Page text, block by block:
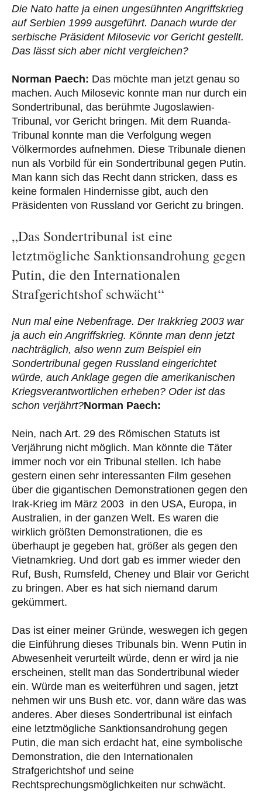
Die Nato hatte ja einen ungesühnten Angriffskrieg
auf Serbien 1999 ausgeführt. Danach wurde der
serbische Präsident Milosevic vor Gericht gestellt.
Das lässt sich aber nicht vergleichen?
Norman Paech: Das möchte man jetzt genau so
machen. Auch Milosevic konnte man nur durch ein
Sondertribunal, das berühmte Jugoslawien-
Tribunal, vor Gericht bringen. Mit dem Ruanda-
Tribunal konnte man die Verfolgung wegen
Völkermordes aufnehmen. Diese Tribunale dienen
nun als Vorbild für ein Sondertribunal gegen Putin.
Man kann sich das Recht dann stricken, dass es
keine formalen Hindernisse gibt, auch den
Präsidenten von Russland vor Gericht zu bringen.
„Das Sondertribunal ist eine
letztmögliche Sanktionsandrohung gegen
Putin, die den Internationalen
Strafgerichtshof schwächt“
Nun mal eine Nebenfrage. Der Irakkrieg 2003 war
ja auch ein Angriffskrieg. Könnte man denn jetzt
nachträglich, also wenn zum Beispiel ein
Sondertribunal gegen Russland eingerichtet
würde, auch Anklage gegen die amerikanischen
Kriegsverantwortlichen erheben? Oder ist das
schon verjährt?Norman Paech:
Nein, nach Art. 29 des Römischen Statuts ist
Verjährung nicht möglich. Man könnte die Täter
immer noch vor ein Tribunal stellen. Ich habe
gestern einen sehr interessanten Film gesehen
über die gigantischen Demonstrationen gegen den
Irak-Krieg im März 2003 in den USA, Europa, in
Australien, in der ganzen Welt. Es waren die
wirklich größten Demonstrationen, die es
überhaupt je gegeben hat, größer als gegen den
Vietnamkrieg. Und dort gab es immer wieder den
Ruf, Bush, Rumsfeld, Cheney und Blair vor Gericht
zu bringen. Aber es hat sich niemand darum
gekümmert.
Das ist einer meiner Gründe, weswegen ich gegen
die Einführung dieses Tribunals bin. Wenn Putin in
Abwesenheit verurteilt würde, denn er wird ja nie
erscheinen, stellt man das Sondertribunal wieder
ein. Würde man es weiterführen und sagen, jetzt
nehmen wir uns Bush etc. vor, dann wäre das was
anderes. Aber dieses Sondertribunal ist einfach
eine letztmögliche Sanktionsandrohung gegen
Putin, die man sich erdacht hat, eine symbolische
Demonstration, die den Internationalen
Strafgerichtshof und seine
Rechtsprechungsmöglichkeiten nur schwächt.